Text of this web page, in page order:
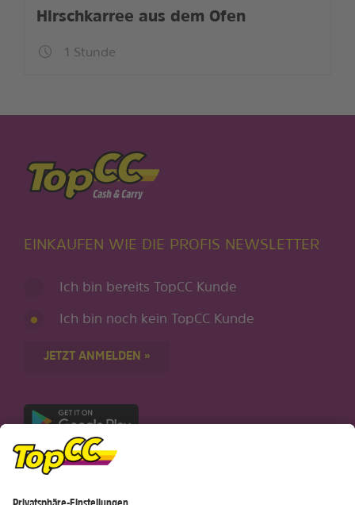
Hirschkarree aus dem Ofen
1 Stunde
EINKAUFEN WIE DIE PROFIS NEWSLETTER
Ich bin bereits TopCC Kunde
Ich bin noch kein TopCC Kunde
JETZT ANMELDEN »
Nur für Android-Geräte